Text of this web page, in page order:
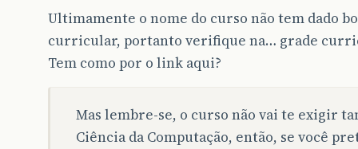
Ultimamente o nome do curso não tem dado
curricular, portanto verifique na… grade
Tem como por o link aqui?
Mas lembre-se, o curso não vai te exigir
Ciência da Computação, então, se você